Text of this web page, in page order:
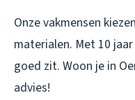
Onze vakmensen
materialen. Met 10
goed zit. Woon je in
advies!